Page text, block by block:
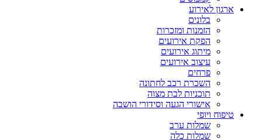
ארגון לאירוע
בלונים
הזמנות ומזכרות
הפקת אירועים
מיתוג אירועים
עיצוב אירועים
פרחים
השכרת רכב לחתונה
תוכניות לבת מצוה
אישורי הגעה וסידורי הושבה
טיפוח ויופי
שמלות ערב
שמלות כלה